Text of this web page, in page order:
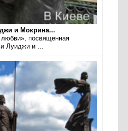
и Мокрина...
посвященная
Луиджи и ...